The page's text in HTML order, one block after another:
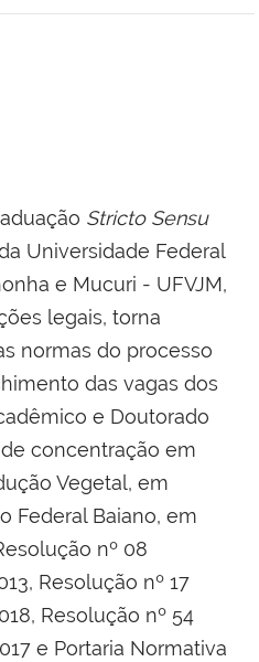
Stricto Sensu
Universidade Federal
e Mucuri - UFVJM,
legais, torna
normas do processo
das vagas dos
e Doutorado
concentração em
Vegetal, em
Federal Baiano, em
nº 08
Resolução nº 17
Resolução nº 54
e Portaria Normativa